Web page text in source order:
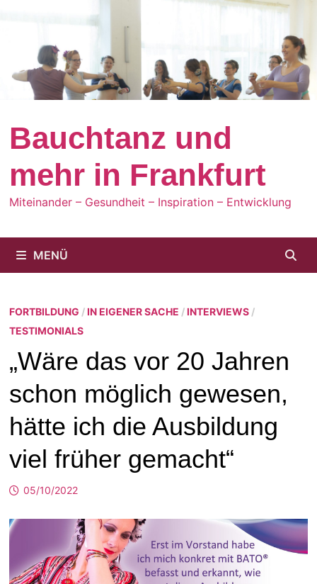
springen
Bauchtanz und
mehr in Frankfurt
Miteinander – Gesundheit – Inspiration – Entwicklung
MENÜ
FORTBILDUNG /IN EIGENER SACHE /INTERVIEWS/
TESTIMONIALS
„Wäre das vor 20 Jahren
schon möglich gewesen,
hätte ich die Ausbildung
viel früher gemacht“
05/10/2022